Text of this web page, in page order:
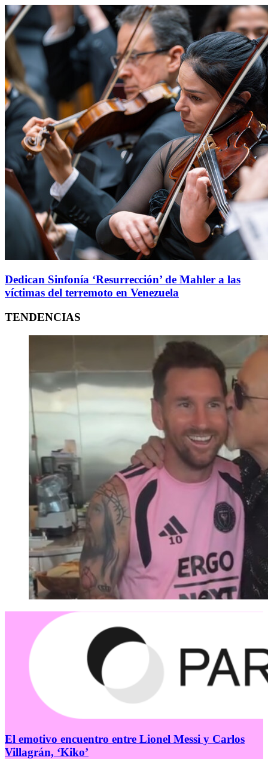
Dedican Sinfonía ‘Resurrección’ de Mahler a las
víctimas del terremoto en Venezuela
TENDENCIAS
El emotivo encuentro entre Lionel Messi y Carlos
Villagrán, ‘Kiko’